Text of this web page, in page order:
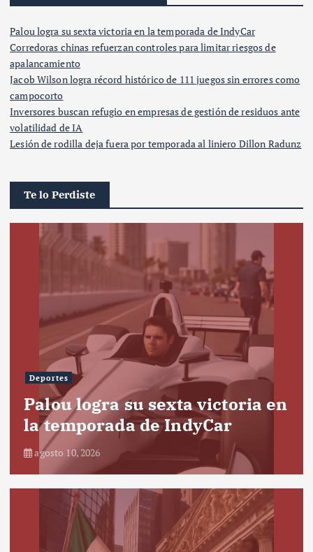
Palou logra su sexta victoria en la temporada de IndyCar
Corredoras chinas refuerzan controles para limitar riesgos de
apalancamiento
Jacob Wilson logra récord histórico de 111 juegos sin errores como
campocorto
Inversores buscan refugio en empresas de gestión de residuos ante
volatilidad de IA
Lesión de rodilla deja fuera por temporada al liniero Dillon Radunz
Te lo Perdiste
Deportes
Palou logra su sexta victoria en
la temporada de IndyCar
agosto 10, 2026